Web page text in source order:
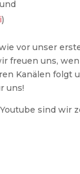
)
vor unser
freuen uns,
Kanälen folgt
uns!
sind wir